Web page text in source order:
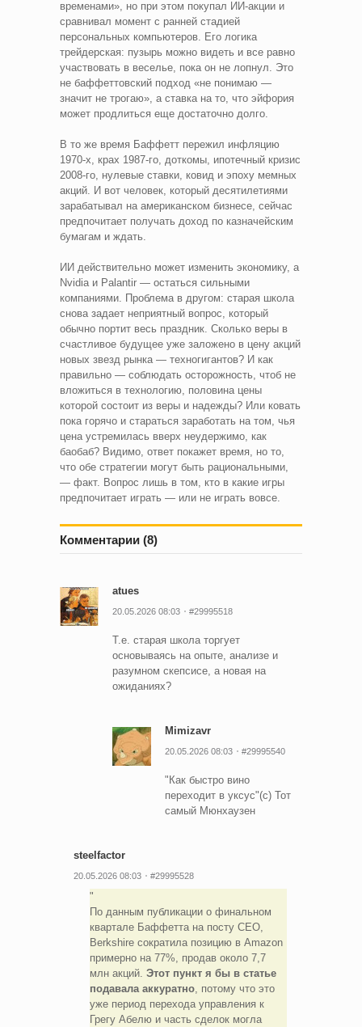
временами», но при этом покупал ИИ-акции и
сравнивал момент с ранней стадией
персональных компьютеров. Его логика
трейдерская: пузырь можно видеть и все равно
участвовать в веселье, пока он не лопнул. Это
не баффеттовский подход «не понимаю —
значит не трогаю», а ставка на то, что эйфория
может продлиться еще достаточно долго.
В то же время Баффетт пережил инфляцию
1970-х, крах 1987-го, доткомы, ипотечный кризис
2008-го, нулевые ставки, ковид и эпоху мемных
акций. И вот человек, который десятилетиями
зарабатывал на американском бизнесе, сейчас
предпочитает получать доход по казначейским
бумагам и ждать.
ИИ действительно может изменить экономику, а
Nvidia и Palantir — остаться сильными
компаниями. Проблема в другом: старая школа
снова задает неприятный вопрос, который
обычно портит весь праздник. Сколько веры в
счастливое будущее уже заложено в цену акций
новых звезд рынка — техногигантов? И как
правильно — соблюдать осторожность, чтоб не
вложиться в технологию, половина цены
которой состоит из веры и надежды? Или ковать
пока горячо и стараться заработать на том, чья
цена устремилась вверх неудержимо, как
баобаб? Видимо, ответ покажет время, но то,
что обе стратегии могут быть рациональными,
— факт. Вопрос лишь в том, кто в какие игры
предпочитает играть — или не играть вовсе.
Комментарии (8)
atues
20.05.2026 08:03 #29995518
Т.е. старая школа торгует
основываясь на опыте, анализе и
разумном скепсисе, а новая на
ожиданиях?
Mimizavr
20.05.2026 08:03 #29995540
"Как быстро вино
переходит в уксус"(с) Тот
самый Мюнхаузен
steelfactor
20.05.2026 08:03 #29995528
По данным публикации о финальном
квартале Баффетта на посту CEO,
Berkshire сократила позицию в Amazon
примерно на 77%, продав около 7,7
млн акций. Этот пункт я бы в статье
подавала аккуратно, потому что это
уже период перехода управления к
Грегу Абелю и часть сделок могла